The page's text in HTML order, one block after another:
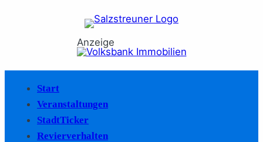
Anzeige
Start
Veranstaltungen
StadtTicker
Revierverhalten